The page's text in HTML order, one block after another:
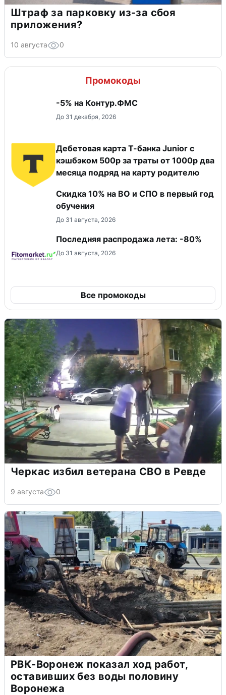
Штраф за парковку из-за сбоя
приложения?
10 августа 0
Промокоды
-5% на Контур.ФМС
До 31 декабря, 2026
Дебетовая карта Т-банка Junior с
кэшбэком 500р за траты от 1000р два
месяца подряд на карту родителю
Скидка 10% на ВО и СПО в первый год
обучения
До 31 августа, 2026
Последняя распродажа лета: -80%
До 31 августа, 2026
Все промокоды
Черкас избил ветерана СВО в Ревде
9 августа 0
РВК-Воронеж показал ход работ,
оставивших без воды половину
Воронежа